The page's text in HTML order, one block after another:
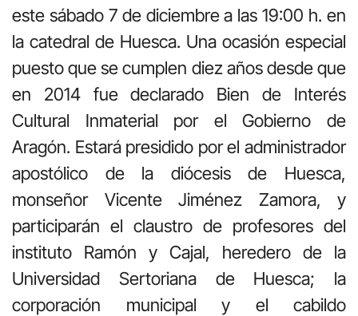
este sábado 7 de diciembre a las 19:00 h. en
la catedral de Huesca. Una ocasión especial
puesto que se cumplen diez años desde que
en 2014 fue declarado Bien de Interés
Cultural Inmaterial por el Gobierno de
Aragón. Estará presidido por el administrador
apostólico de la diócesis de Huesca,
monseñor Vicente Jiménez Zamora, y
participarán el claustro de profesores del
instituto Ramón y Cajal, heredero de la
Universidad Sertoriana de Huesca; la
corporación municipal y el cabildo